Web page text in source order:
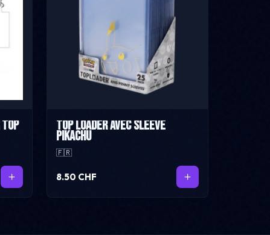
top Top loader avec sleeve
Pikachu
🇫🇷
8.50 CHF